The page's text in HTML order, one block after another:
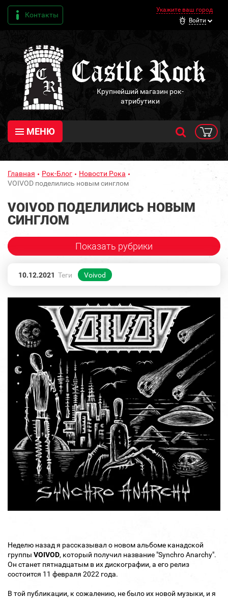
Контакты
Укажите ваш город
Войти
Крупнейший магазин рок-
атрибутики
МЕНЮ
Главная Рок-Блог
Новости Рока
VOIVOD поделились новым синглом
VOIVOD ПОДЕЛИЛИСЬ НОВЫМ
СИНГЛОМ
Показать рубрики
10.12.2021 Теги Voivod
Неделю назад я рассказывал о новом альбоме канадской
группы VOIVOD, который получил название "Synchro Anarchy".
Он станет пятнадцатым в их дискографии, а его релиз
состоится 11 февраля 2022 года.
В той публикации, к сожалению, не было их новой музыки, и я